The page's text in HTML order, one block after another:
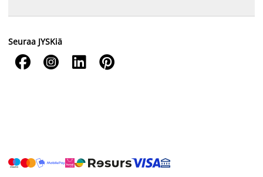
Seuraa JYSKiä
   